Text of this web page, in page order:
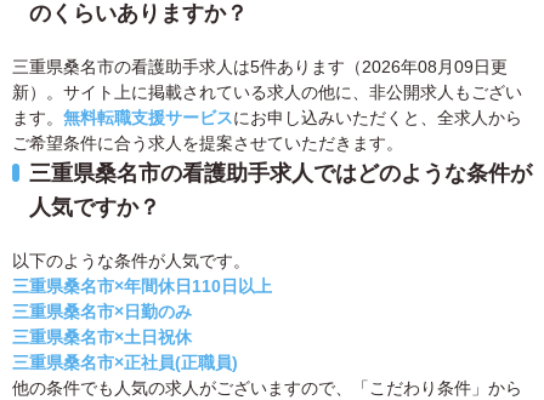
のくらいありますか？
三重県桑名市の看護助手求人は5件あります（2026年08月09日更
新）。サイト上に掲載されている求人の他に、非公開求人もござい
ます。 無料転職支援サービスにお申し込みいただくと、全求人から
ご希望条件に合う求人を提案させていただきます。
三重県桑名市の看護助手求人ではどのような条件が
人気ですか？
以下のような条件が人気です。
三重県桑名市×年間休日110日以上
三重県桑名市×日勤のみ
三重県桑名市×土日祝休
三重県桑名市×正社員(正職員)
他の条件でも人気の求人がございますので、「こだわり条件」から